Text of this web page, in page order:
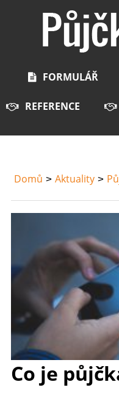
FORMULÁŘ
REFERENCE
Domů Aktuality
Co je